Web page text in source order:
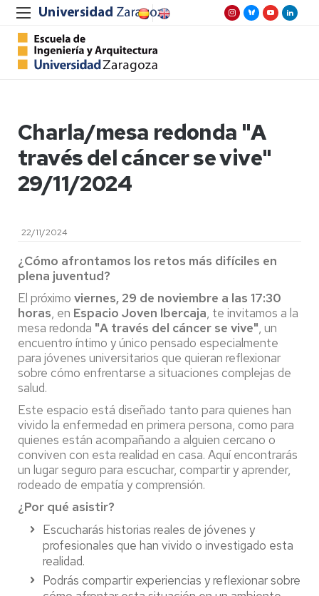
Charla/mesa redonda "A
través del cáncer se vive"
29/11/2024
22/11/2024
¿Cómo afrontamos los retos más difíciles en
plena juventud?
El próximo viernes, 29 de noviembre a las 17:30
horas, en Espacio Joven Ibercaja, te invitamos a la
mesa redonda "A través del cáncer se vive", un
encuentro íntimo y único pensado especialmente
para jóvenes universitarios que quieran reflexionar
sobre cómo enfrentarse a situaciones complejas de
salud.
Este espacio está diseñado tanto para quienes han
vivido la enfermedad en primera persona, como para
quienes están acompañando a alguien cercano o
conviven con esta realidad en casa. Aquí encontrarás
un lugar seguro para escuchar, compartir y aprender,
rodeado de empatía y comprensión.
¿Por qué asistir?
Escucharás historias reales de jóvenes y
profesionales que han vivido o investigado esta
realidad.
Podrás compartir experiencias y reflexionar sobre